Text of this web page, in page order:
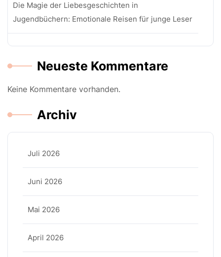
Die Magie der Liebesgeschichten in
Jugendbüchern: Emotionale Reisen für junge Leser
Neueste Kommentare
Keine Kommentare vorhanden.
Archiv
Juli 2026
Juni 2026
Mai 2026
April 2026